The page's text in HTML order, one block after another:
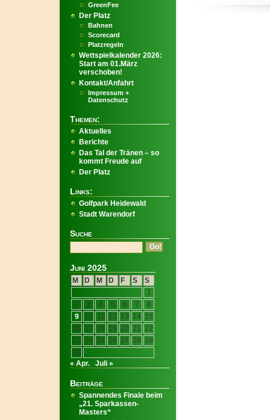
GreenFee
Der Platz
Bahnen
Scorecard
Platzregeln
Wettspielkalender 2026:
Start am 01.März
verschoben!
Kontakt/Anfahrt
Impressum +
Datenschutz
Themen:
Aktuelles
Berichte
Das Tal der Tränen – so
kommt Freude auf
Der Platz
Links:
Golfpark Heidewald
Stadt Warendorf
Suche
Juni 2025
M D M D F S
S
1
2
3 4 5 6 7
8
9
10 11 12 13 14 15
16 17 18 19 20 21 22
23 24 25 26 27 28 29
30
« Apr.
Juli »
Beiträge
Spannendes Finale beim
„21. Sparkassen-
Masters“